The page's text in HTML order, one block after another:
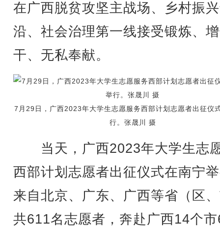
在广西脱贫攻坚主战场、乡村振
沿、社会治理第一线接受锻炼、
干、无私奉献。
7月29日，广西2023年大学生志愿服务西部计划志愿者出征仪
行。张晟川 摄
当天，广西2023年大学生志
西部计划志愿者出征仪式在南宁
来自北京、广东、广西等省（区
共611名志愿者，奔赴广西14个